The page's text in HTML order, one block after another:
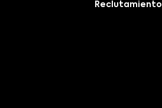
Reclutamiento